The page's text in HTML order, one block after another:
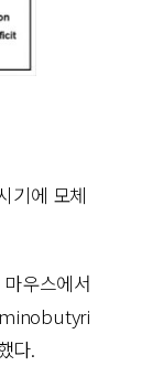
기에 모체
우스에서
다.